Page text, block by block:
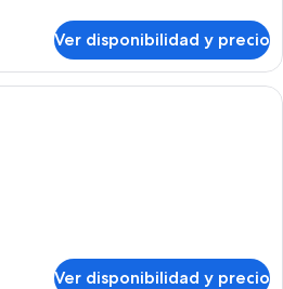
Ver disponibilidad y precio
Una habitación de hotel moderna
Ver disponibilidad y precio